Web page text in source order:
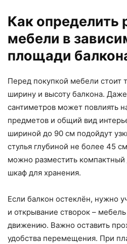
Как определить
мебели в
площади
Перед покупкой мебели стоит
ширину и высоту балкона.
сантиметров может повлиять
предметов и общий вид
шириной до 90 см подойдут
стулья глубиной не более 45
можно разместить
шкаф для хранения.
Если балкон остеклён, нужно
и открывание створок –
движению. Важно оставить
удобства перемещения. При